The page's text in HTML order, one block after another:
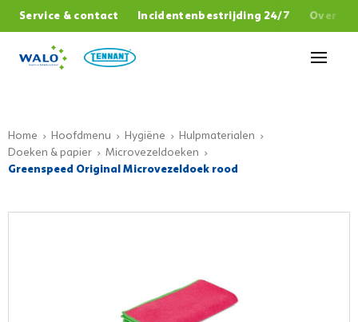
Service & contact Incidentenbestrijding 24/7 Over
Home Hoofdmenu Hygiëne
Hulpmaterialen
Doeken & papier
Microvezeldoeken
Greenspeed Original Microvezeldoek rood